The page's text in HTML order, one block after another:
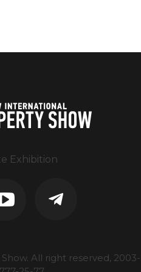
Exhibition
All right reserved, 2003-